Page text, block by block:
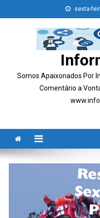
to
sexta-
Somos Apaixonados Por
Comentário a